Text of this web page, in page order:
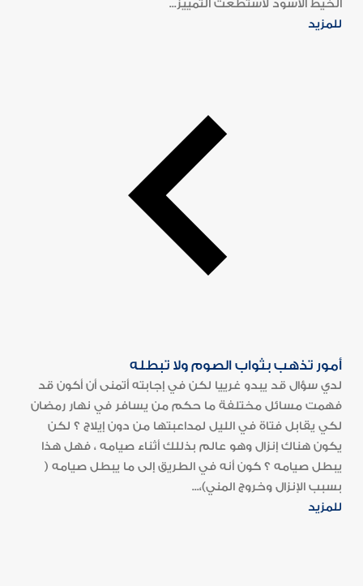
الخيط الأسود لاستطعت التمييز...
للمزيد
أمور تذهب بثواب الصوم ولا تبطله
لدي سؤال قد يبدو غرييا لكن في إجابته أتمنى أن أكون قد
فهمت مسائل مختلفة ما حكم من يسافر في نهار رمضان
لكي يقابل فتاة في الليل لمداعبتها من دون إيلاج ؟ لكن
يكون هناك إنزال وهو عالم بذللك أثناء صيامه ، فهل هذا
يبطل صيامه ؟ كون أنه في الطريق إلى ما يبطل صيامه (
بسبب الإنزال وخروج المني)،...
للمزيد